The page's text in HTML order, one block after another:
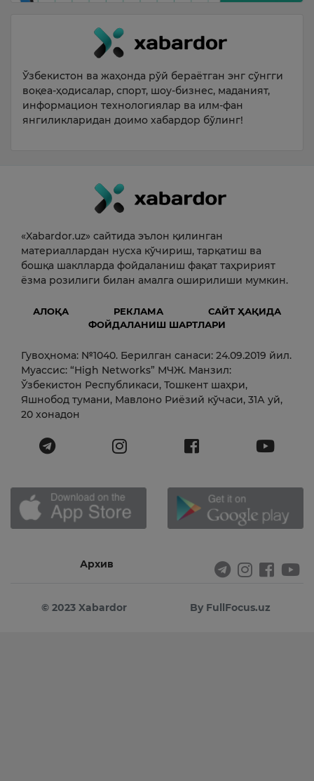
Ўзбекистон ва жаҳонда рўй бераётган энг сўнгги
воқеа-ҳодисалар, спорт, шоу-бизнес, маданият,
информацион технологиялар ва илм-фан
янгиликларидан доимо хабардор бўлинг!
«Xabardor.uz» сайтида эълон қилинган
материаллардан нусха кўчириш, тарқатиш ва
бошқа шаклларда фойдаланиш фақат таҳририят
ёзма розилиги билан амалга оширилиши мумкин.
АЛОҚА РЕКЛАМА
САЙТ ҲАҚИДА
ФОЙДАЛАНИШ ШАРТЛАРИ
Гувоҳнома: №1040. Берилган санаси: 24.09.2019 йил.
Муассис: “High Networks” МЧЖ. Манзил:
Ўзбекистон Республикаси, Тошкент шаҳри,
Яшнобод тумани, Мавлоно Риёзий кўчаси, 31А уй,
20 хонадон
Архив
© 2023 Xabardor By FullFocus.uz